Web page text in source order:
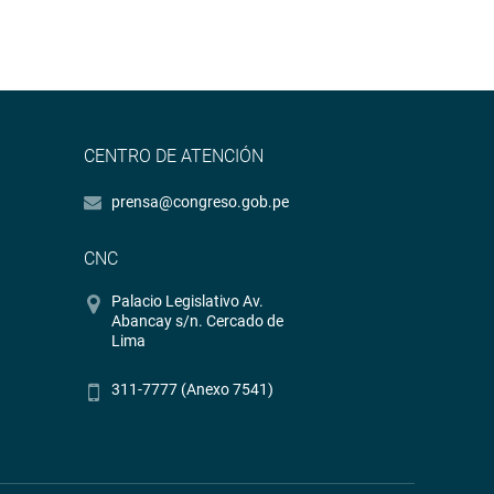
CENTRO DE ATENCIÓN
prensa@congreso.gob.pe
CNC
Palacio Legislativo Av.
Abancay s/n. Cercado de
Lima
311-7777 (Anexo 7541)